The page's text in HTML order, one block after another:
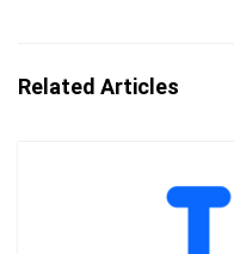
Related Articles